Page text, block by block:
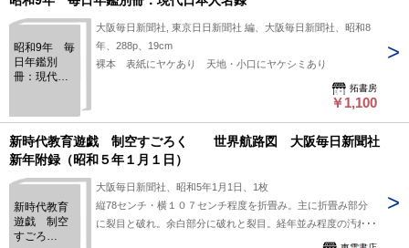
昭和9年 毎
日年鑑別
冊：現代日
大阪毎日新聞社, 東京日日新聞社 編、大阪毎日新聞社、昭和8
年、288p、19cm
裸本 表紙にヤケあり 天地・小口にヤケシミあり
拓書房
￥1,100
新時代教育遊戯 制空すごろく 世界航路図 大阪毎日新聞社
新年附録（昭和５年１月１日）
新時代教育
遊戯 制空
すごろ
大阪毎日新聞社、昭和5年1月1日、1枚
縦78センチ・横１０７センチ程度を折畳み。主に折畳み部分
に裂目と破れ。余白部分に破れと裂目。経年並み程度の汚れ。